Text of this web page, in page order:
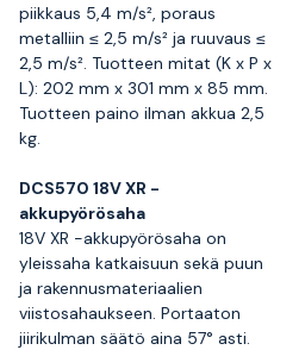
piikkaus 5,4 m/s², poraus
metalliin ≤ 2,5 m/s² ja ruuvaus ≤
2,5 m/s². Tuotteen mitat (K x P x
L): 202 mm x 301 mm x 85 mm.
Tuotteen paino ilman akkua 2,5
kg.
DCS570 18V XR -
akkupyörösaha
18V XR -akkupyörösaha on
yleissaha katkaisuun sekä puun
ja rakennusmateriaalien
viistosahaukseen. Portaaton
jiirikulman säätö aina 57° asti.